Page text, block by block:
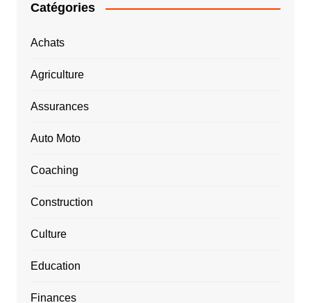
Catégories
Achats
Agriculture
Assurances
Auto Moto
Coaching
Construction
Culture
Education
Finances